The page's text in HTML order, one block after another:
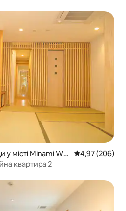
| 10 хвилин пішки від станції
до автобусної зупинки біля
місті Minami War
Середня
4,97 (206)
квартира 2